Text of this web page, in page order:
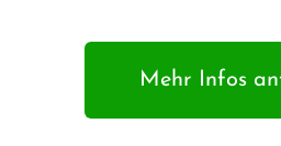
Mehr Infos